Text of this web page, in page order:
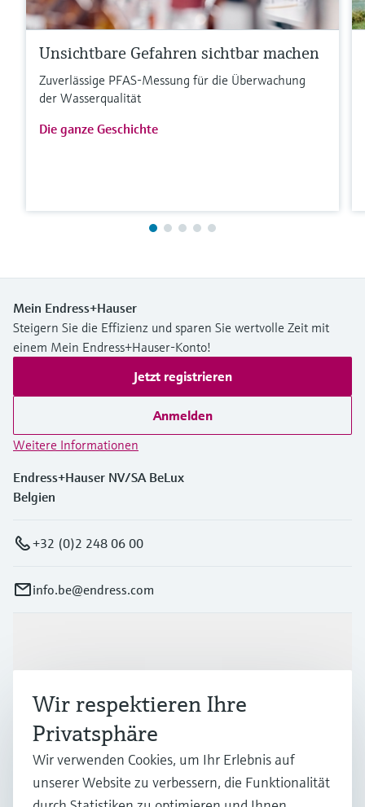
Unsichtbare Gefahren sichtbar machen
Zuverlässige PFAS-Messung für die Überwachung
der Wasserqualität
Die ganze Geschichte
Mein Endress+Hauser
Steigern Sie die Effizienz und sparen Sie wertvolle Zeit mit
einem Mein Endress+Hauser-Konto!
Jetzt registrieren
Anmelden
Weitere Informationen
Endress+Hauser NV/SA BeLux
Belgien
+32 (0)2 248 06 00
info.be@endress.com
Branchen
Support
Wir respektieren Ihre
Privatsphäre
Wir verwenden Cookies, um Ihr Erlebnis auf
unserer Website zu verbessern, die Funktionalität